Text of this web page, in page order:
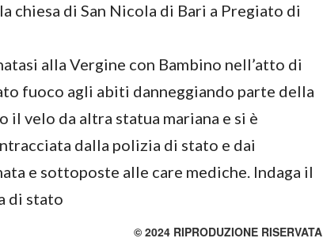
chiesa di San Nicola di Bari a Pregiato di
alla Vergine con Bambino nell’atto di
fuoco agli abiti danneggiando parte della
il velo da altra statua mariana e si è
dalla polizia di stato e dai
e sottoposte alle care mediche. Indaga il
di stato
© 2024 RIPRODUZIONE RISERVATA